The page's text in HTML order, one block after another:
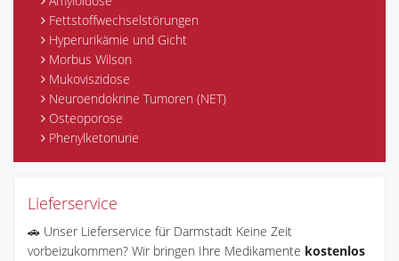
Fettstoffwechselstörungen
Hyperurikämie und Gicht
Morbus Wilson
Mukoviszidose
Neuroendokrine Tumoren (NET)
Osteoporose
Phenylketonurie
Lieferservice
🚗 Unser Lieferservice für Darmstadt Keine Zeit
vorbeizukommen? Wir bringen Ihre Medikamente kostenlos